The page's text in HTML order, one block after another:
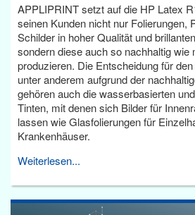
APPLIPRINT setzt auf die HP Latex
seinen Kunden nicht nur Folierungen,
Schilder in hoher Qualität und
sondern diese auch so nachhaltig wie
produzieren. Die Entscheidung für
unter anderem aufgrund der
gehören auch die wasserbasierten
Tinten, mit denen sich Bilder für
lassen wie Glasfolierungen für
Krankenhäuser.
Weiterlesen...